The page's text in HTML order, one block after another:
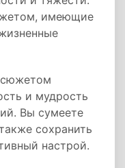
имеющие
и мудрость
Вы сумеете
сохранить
настрой.